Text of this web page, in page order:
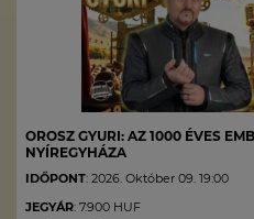
OROSZ GYURI: AZ 1000 ÉVES
NYÍREGYHÁZA
IDŐPONT: 2026. Október 09. 19:00
JEGYÁR: 7.900 HUF